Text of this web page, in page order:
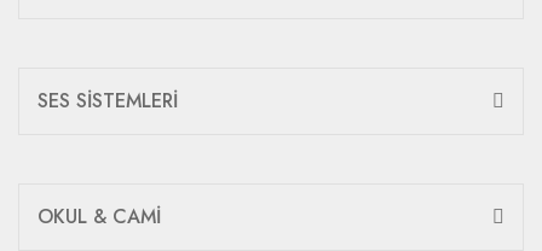
SES SİSTEMLERİ
OKUL & CAMİ